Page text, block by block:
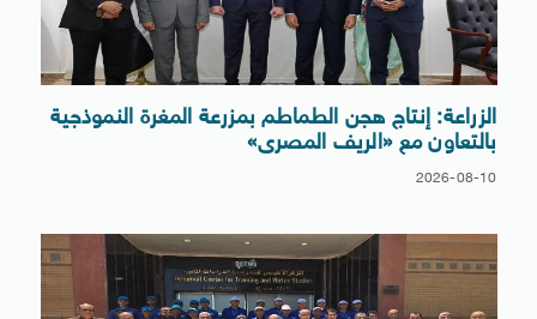
الزراعة: إنتاج هجن الطماطم بمزرعة المغرة النموذجية
بالتعاون مع «الريف المصرى»
2026-08-10